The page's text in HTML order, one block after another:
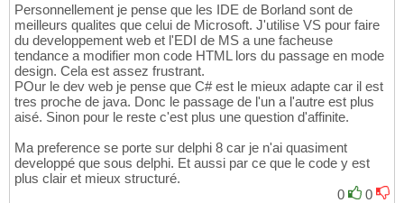
Personnellement je pense que les IDE de Borland sont de
meilleurs qualites que celui de Microsoft. J'utilise VS pour faire
du developpement web et l'EDI de MS a une facheuse
tendance a modifier mon code HTML lors du passage en mode
design. Cela est assez frustrant.
POur le dev web je pense que C# est le mieux adapte car il est
tres proche de java. Donc le passage de l'un a l'autre est plus
aisé. Sinon pour le reste c'est plus une question d'affinite.
Ma preference se porte sur delphi 8 car je n'ai quasiment
developpé que sous delphi. Et aussi par ce que le code y est
plus clair et mieux structuré.
0
0